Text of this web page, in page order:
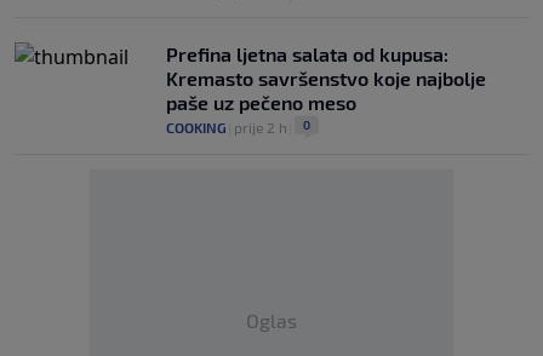
Prefina ljetna salata od kupusa:
Kremasto savršenstvo koje najbolje
paše uz pečeno meso
COOKING prije 2 h 0
Oglas